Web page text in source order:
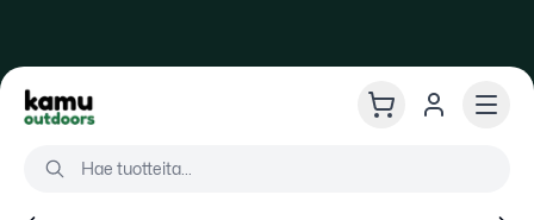
Kamu Outdoors
Hae tuotteitaHae tuotteita...